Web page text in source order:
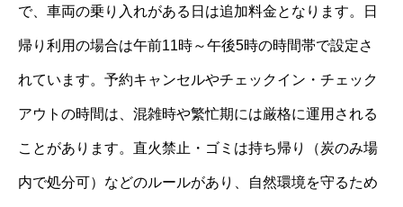
で、車両の乗り入れがある日は追加料金となります。日
帰り利用の場合は午前11時～午後5時の時間帯で設定さ
れています。予約キャンセルやチェックイン・チェック
アウトの時間は、混雑時や繁忙期には厳格に運用される
ことがあります。直火禁止・ゴミは持ち帰り（炭のみ場
内で処分可）などのルールがあり、自然環境を守るため